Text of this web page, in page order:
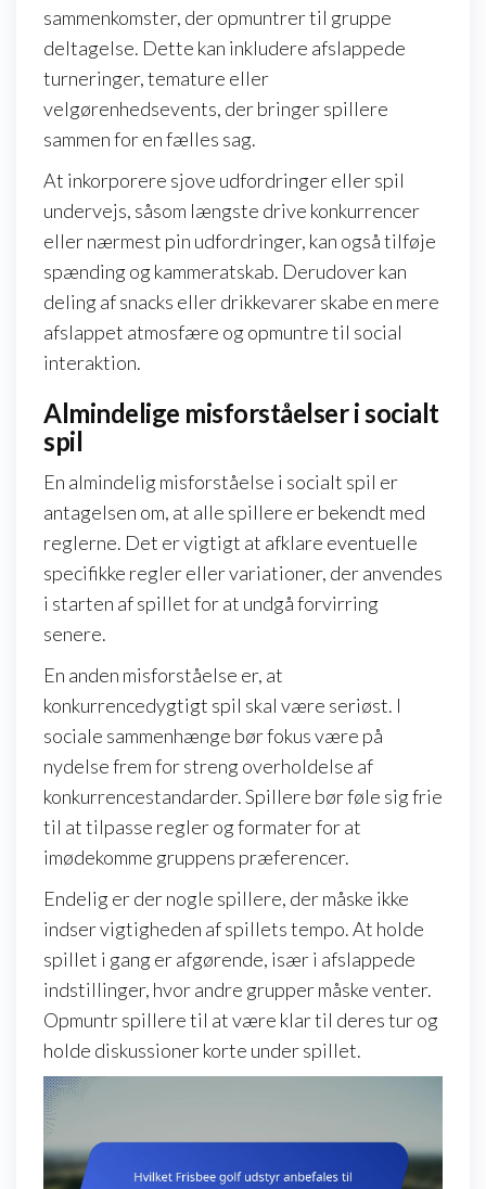
sammenkomster, der opmuntrer til gruppe
deltagelse. Dette kan inkludere afslappede
turneringer, temature eller
velgørenhedsevents, der bringer spillere
sammen for en fælles sag.
At inkorporere sjove udfordringer eller spil
undervejs, såsom længste drive konkurrencer
eller nærmest pin udfordringer, kan også tilføje
spænding og kammeratskab. Derudover kan
deling af snacks eller drikkevarer skabe en mere
afslappet atmosfære og opmuntre til social
interaktion.
Almindelige misforståelser i socialt
spil
En almindelig misforståelse i socialt spil er
antagelsen om, at alle spillere er bekendt med
reglerne. Det er vigtigt at afklare eventuelle
specifikke regler eller variationer, der anvendes
i starten af spillet for at undgå forvirring
senere.
En anden misforståelse er, at
konkurrencedygtigt spil skal være seriøst. I
sociale sammenhænge bør fokus være på
nydelse frem for streng overholdelse af
konkurrencestandarder. Spillere bør føle sig frie
til at tilpasse regler og formater for at
imødekomme gruppens præferencer.
Endelig er der nogle spillere, der måske ikke
indser vigtigheden af spillets tempo. At holde
spillet i gang er afgørende, især i afslappede
indstillinger, hvor andre grupper måske venter.
Opmuntr spillere til at være klar til deres tur og
holde diskussioner korte under spillet.